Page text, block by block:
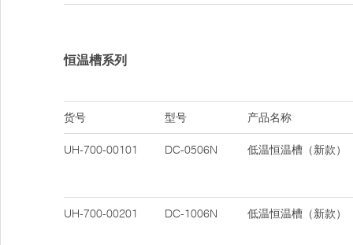
恒温槽系列
货号 型号 产品名称
UH-700-00101 DC-0506N 低温恒温槽（新款）
UH-700-00201 DC-1006N 低温恒温槽（新款）